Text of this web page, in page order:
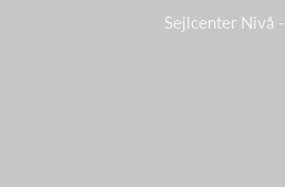
Sejlcenter Nivå -